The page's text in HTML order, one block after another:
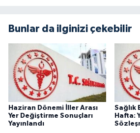
Bunlar da ilginizi çekebilir
Haziran Dönemi İller Arası
Yer Değiştirme Sonuçları
Yayınlandı
Sağlık
Hafta: